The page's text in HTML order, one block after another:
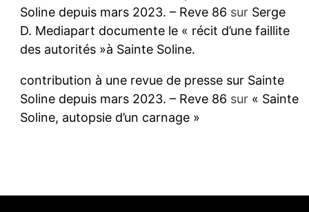
Soline depuis mars 2023. – Reve 86 sur Serge
D. Mediapart documente le « récit d’une faillite
des autorités »à Sainte Soline.
contribution à une revue de presse sur Sainte
Soline depuis mars 2023. – Reve 86 sur « Sainte
Soline, autopsie d’un carnage »